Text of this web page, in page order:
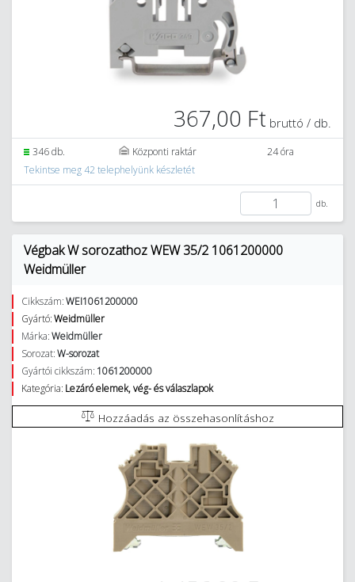
367,00 Ft bruttó / db.
346 db. Központi raktár
24 óra
Tekintse meg 42 telephelyünk készletét
db.
Végbak W sorozathoz WEW 35/2 1061200000
Weidmüller
Cikkszám:WEI1061200000
Gyártó:Weidmüller
Márka:Weidmüller
Sorozat:W-sorozat
Gyártói cikkszám: 1061200000
Kategória: Lezáró elemek, vég- és válaszlapok
Hozzáadás az összehasonlításhoz